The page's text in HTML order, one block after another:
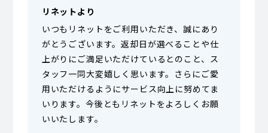
リネットより
いつもリネットをご利用いただき、誠にあり
がとうございます。返却日が選べることや仕
上がりにご満足いただけているとのこと、ス
タッフ一同大変嬉しく思います。さらにご愛
用いただけるようにサービス向上に努めてま
いります。今後ともリネットをよろしくお願
いいたします。